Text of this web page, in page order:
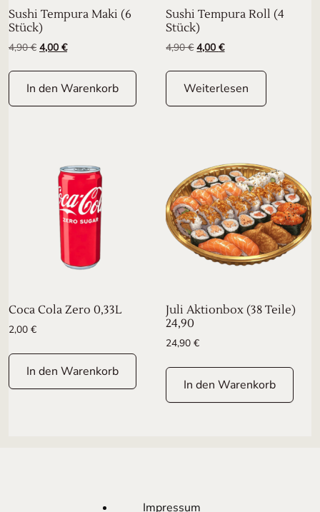
Sushi Tempura Maki (6
Stück)
4,90€ Ursprünglicher Preis war: 4,90 €
4,00 €Aktueller Preis ist: 4,00 €.
In den Warenkorb
Sushi Tempura Roll (4
Stück)
4,90€Ursprünglicher Preis war:
4,00€Aktueller Preis ist:
Weiterlesen
Coca Cola Zero 0,33L
2,00 €
In den Warenkorb
Juli Aktionbox (38 Teile)
24,90
24,90€
In den Warenkorb
Impressum